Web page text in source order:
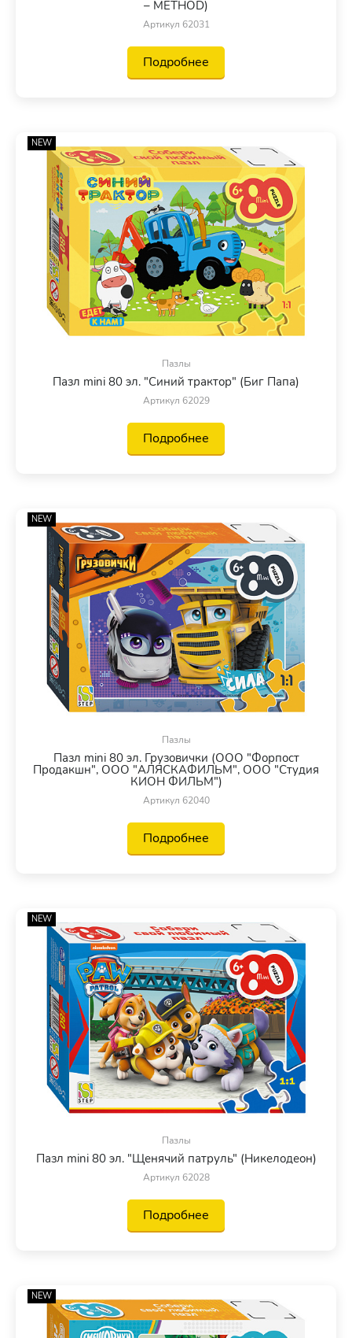
– METHOD)
Артикул 62031
Подробнее
NEW
Пазлы
Пазл mini 80 эл. "Синий трактор" (Биг Папа)
Артикул 62029
Подробнее
NEW
Пазлы
Пазл mini 80 эл. Грузовички (ООО "Форпост
Продакшн", ООО "АЛЯСКАФИЛЬМ", ООО "Студия
КИОН ФИЛЬМ")
Артикул 62040
Подробнее
NEW
Пазлы
Пазл mini 80 эл. "Щенячий патруль" (Никелодеон)
Артикул 62028
Подробнее
NEW